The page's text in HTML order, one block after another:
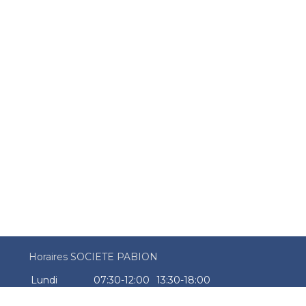
Horaires SOCIETE PABION
Lundi
07:30-12:00
13:30-18:00